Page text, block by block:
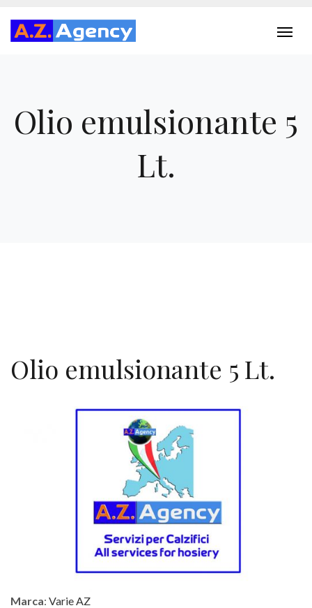
Olio emulsionante 5
Lt.
Olio emulsionante 5 Lt.
Marca: Varie AZ